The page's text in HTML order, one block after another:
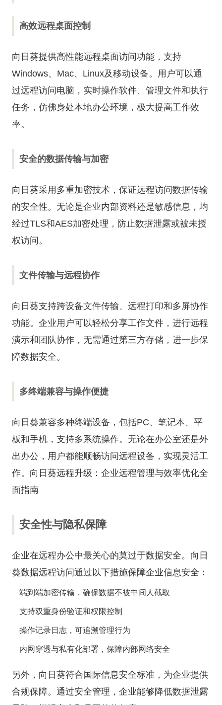
高效远程桌面控制
向日葵提供高性能远程桌面访问功能，支持
Windows、Mac、Linux及移动设备。用户可以通
过远程访问电脑，实时操作软件、管理文件和执行
任务，仿佛身处本地办公环境，极大提高工作效
率。
安全的数据传输与加密
向日葵采用多重加密技术，保证远程访问数据传输
的安全性。无论是企业内部资料还是敏感信息，均
经过TLS和AES加密处理，防止数据泄露或被未授
权访问。
文件传输与远程协作
向日葵支持跨设备文件传输、远程打印和多屏协作
功能。企业用户可以轻松分享工作文件，进行远程
演示和团队协作，无需通过第三方存储，进一步保
障数据安全。
多终端兼容与操作便捷
向日葵兼容多种终端设备，包括PC、笔记本、平
板和手机，支持多系统操作。无论在办公室还是外
出办公，用户都能顺畅访问远程设备，实现灵活工
作。 向日葵远程升级：企业远程管理与效率优化全
面指南
安全性与隐私保障
企业在远程办公中最关心的莫过于数据安全。向日
葵数据远程访问通过以下措施保障企业信息安全：
端到端加密传输，确保数据不被中间人截取
支持双重身份验证和权限控制
操作记录日志，可追溯管理行为
内网穿透与私有化部署，保障内部网络安全
另外，向日葵符合国际信息安全标准，为企业提供
合规保障。通过安全管理，企业能够降低数据泄露